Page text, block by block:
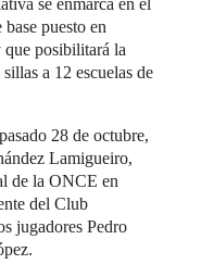
se enmarca en el
puesto en
posibilitará la
a 12 escuelas de
28 de octubre,
Lamigueiro,
de la ONCE en
del Club
jugadores Pedro